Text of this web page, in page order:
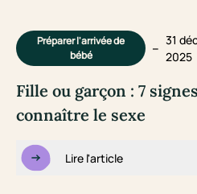
Préparer l'arrivée de
bébé
– 31
2025
Fille ou garçon : 7
connaître le sexe
Lire l'article